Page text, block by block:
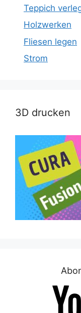
Teppich
Holzwerken
Fliesen legen
Strom
3D drucken